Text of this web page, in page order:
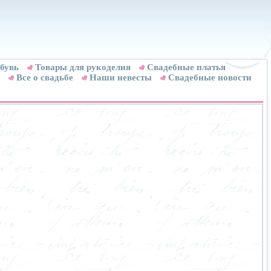
Товары для рукоделия
Cвадебные платья
Все о свадьбе
Наши невесты Свадебные новости